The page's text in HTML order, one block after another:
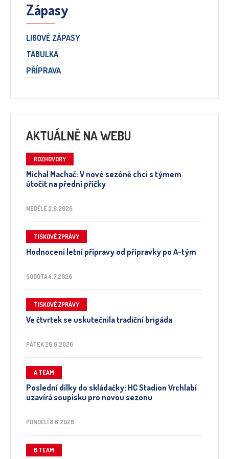
Zápasy
LIGOVÉ ZÁPASY
TABULKA
PŘÍPRAVA
AKTUÁLNĚ NA WEBU
ROZHOVORY
Michal Machač: V nové sezóně chci s týmem
útočit na přední příčky
NEDĚLE 2.8.2026
TISKOVÉ ZPRÁVY
Hodnocení letní přípravy od přípravky po A-tým
SOBOTA 4.7.2026
TISKOVÉ ZPRÁVY
Ve čtvrtek se uskutečnila tradiční brigáda
PÁTEK 26.6.2026
A TEAM
Poslední dílky do skládačky: HC Stadion Vrchlabí
uzavírá soupisku pro novou sezonu
PONDĚLÍ 8.6.2026
B TEAM